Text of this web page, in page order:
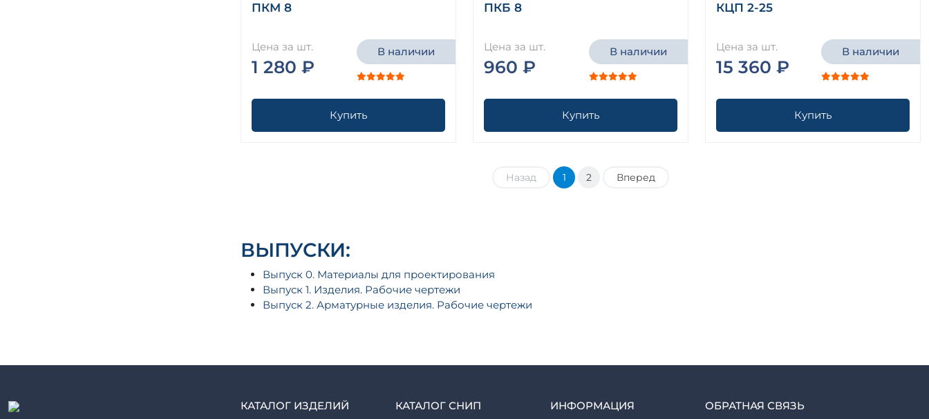
ПКМ 8
Цена за шт.
1 280 ₽
В наличии
Купить
ПКБ 8
Цена за шт.
960 ₽
В наличии
Купить
КЦП 2-25
Цена за шт.
15 360 ₽
В наличии
Купить
Назад 1 2 Вперед
ВЫПУСКИ:
Выпуск 0. Материалы для проектирования
Выпуск 1. Изделия. Рабочие чертежи
Выпуск 2. Арматурные изделия. Рабочие чертежи
КАТАЛОГ ИЗДЕЛИЙ КАТАЛОГ СНИП ИНФОРМАЦИЯ ОБРАТНАЯ СВЯЗЬ